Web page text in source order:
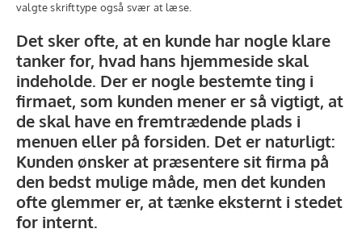
valgte skrifttype også svær at læse.
Det sker ofte, at en kunde har nogle klare
tanker for, hvad hans hjemmeside skal
indeholde. Der er nogle bestemte ting i
firmaet, som kunden mener er så vigtigt, at
de skal have en fremtrædende plads i
menuen eller på forsiden. Det er naturligt:
Kunden ønsker at præsentere sit firma på
den bedst mulige måde, men det kunden
ofte glemmer er, at tænke eksternt i stedet
for internt.